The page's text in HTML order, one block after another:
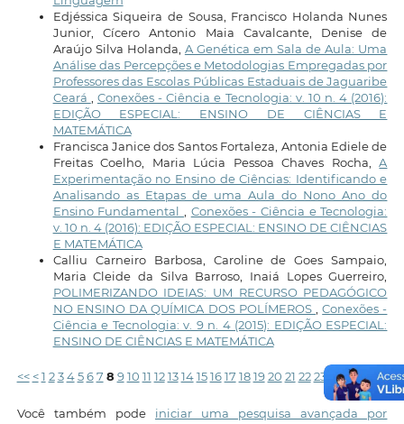
Edjéssica Siqueira de Sousa, Francisco Holanda Nunes
Junior, Cícero Antonio Maia Cavalcante, Denise de
Araújo Silva Holanda, A Genética em Sala de Aula: Uma
Análise das Percepções e Metodologias Empregadas por
Professores das Escolas Públicas Estaduais de Jaguaribe
Ceará
Conexões - Ciência e Tecnologia: v. 10 n. 4 (2016):
EDIÇÃO ESPECIAL: ENSINO DE CIÊNCIAS E
MATEMÁTICA
Francisca Janice dos Santos Fortaleza, Antonia Ediele de
Freitas Coelho, Maria Lúcia Pessoa Chaves Rocha,A
Experimentação no Ensino de Ciências: Identificando e
Analisando as Etapas de uma Aula do Nono Ano do
Ensino Fundamental
Conexões - Ciência e Tecnologia:
v. 10 n. 4 (2016): EDIÇÃO ESPECIAL: ENSINO DE CIÊNCIAS
E MATEMÁTICA
Calliu Carneiro Barbosa, Caroline de Goes Sampaio,
Maria Cleide da Silva Barroso, Inaiá Lopes Guerreiro,
POLIMERIZANDO IDEIAS: UM RECURSO PEDAGÓGICO
NO ENSINO DA QUÍMICA DOS POLÍMEROS
,Conexões -
Ciência e Tecnologia: v. 9 n. 4 (2015): EDIÇÃO ESPECIAL:
ENSINO DE CIÊNCIAS E MATEMÁTICA
<< < 1 2 3 4 5 6 7 8 9 10 11 12 13 14 15 16 17 18 19 20 21 22 23 24 25 > >>
Você também pode iniciar uma pesquisa avançada por